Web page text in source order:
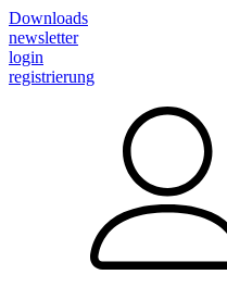
Downloads
newsletter
login
registrierung